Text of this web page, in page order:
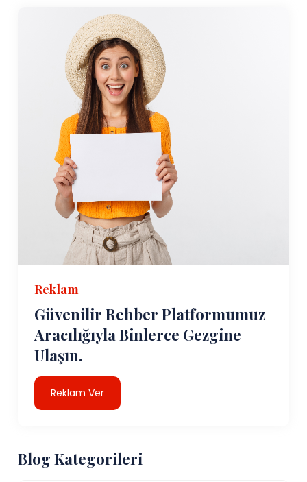
Reklam
Güvenilir Rehber Platformumuz
Aracılığıyla Binlerce Gezgine
Ulaşın.
Reklam Ver
Blog Kategorileri